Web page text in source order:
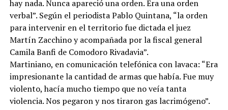
hay nada. Nunca apareció una orden. Era una orden
verbal”. Según el periodista Pablo Quintana, “la orden
para intervenir en el territorio fue dictada el juez
Martín Zacchino y acompañada por la fiscal general
Camila Banfi de Comodoro Rivadavia”.
Martiniano, en comunicación telefónica con lavaca: “Era
impresionante la cantidad de armas que había. Fue muy
violento, hacía mucho tiempo que no veía tanta
violencia. Nos pegaron y nos tiraron gas lacrimógeno”.